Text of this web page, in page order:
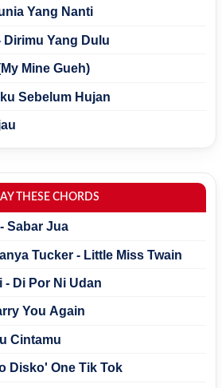
Yang Nanti
Yang Dulu
Mine Gueh)
Sebelum Hujan
THESE CHORDS
Sabar Jua
Tucker - Little Miss Twain
Di Por Ni Udan
You Again
Cintamu
Disko' One Tik Tok